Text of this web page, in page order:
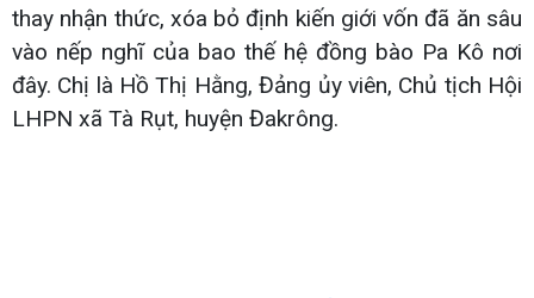
thay nhận thức, xóa bỏ định kiến giới vốn đã ăn sâu
vào nếp nghĩ của bao thế hệ đồng bào Pa Kô nơi
đây. Chị là Hồ Thị Hằng, Đảng ủy viên, Chủ tịch Hội
LHPN xã Tà Rụt, huyện Đakrông.